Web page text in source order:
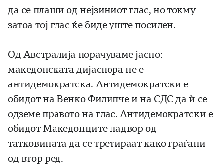
да се плаши од нејзиниот глас, но токму
затоа тој глас ќе биде уште посилен.
Од Австралија порачуваме јасно:
македонската дијаспора не е
антидемократска. Антидемократски е
обидот на Венко Филипче и на СДС да ѝ се
одземе правото на глас. Антидемократски е
обидот Македонците надвор од
татковината да се третираат како граѓани
од втор ред.